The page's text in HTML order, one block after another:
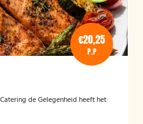
€20,25
P.P
de Gelegenheid heeft het